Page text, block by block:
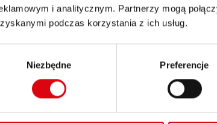
i analitycznym. Partnerzy mogą
podczas korzystania z ich usług.
Niezbędne Preferencje
4800, 4800 Diesel